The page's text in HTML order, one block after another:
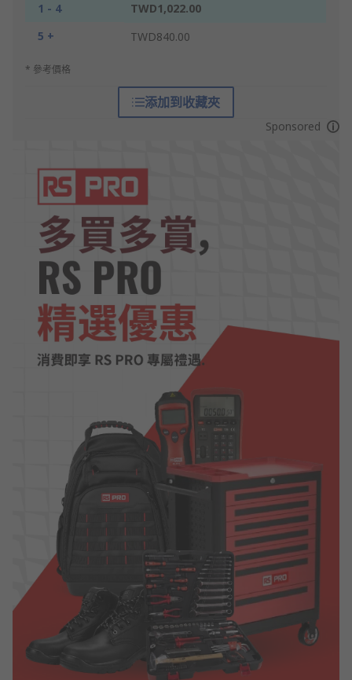
1 - 4
TWD1,022.00
5 +
TWD840.00
* 參考價格
添加到收藏夾
Sponsored